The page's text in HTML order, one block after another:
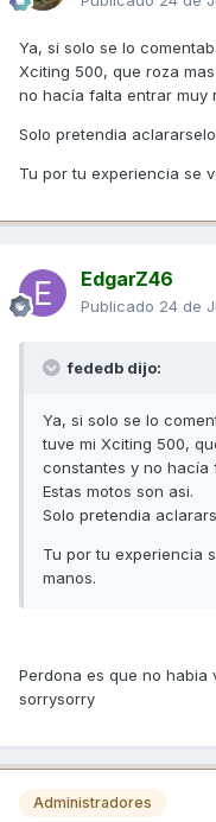
Ya, si solo se lo
Xciting 500, que roza
no hacía falta entrar muy
Solo pretendia
Tu por tu experiencia se
EdgarZ46
Publicado 24 de
fededb dijo:
Ya, si solo se lo
tuve mi Xciting 500,
constantes y no hacía
Estas motos son asi.
Solo pretendia
Tu por tu experiencia
manos.
Perdona es que no habia
sorrysorry
Administradores